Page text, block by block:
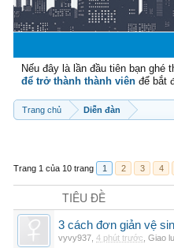
Nếu đây là lần đầu tiên bạn ghé
để trở thành thành viên để bắt
Trang chủ Diễn đàn
Trang 1 của 10 trang 1 2 3 4
TIÊU ĐỀ
3 cách đơn giản vệ
vyvy937 4 phút trước Giao